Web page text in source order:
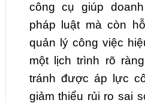
công cụ giúp
pháp luật mà còn
quản lý công việc
một lịch trình rõ
tránh được áp lực
giảm thiểu rủi ro sai